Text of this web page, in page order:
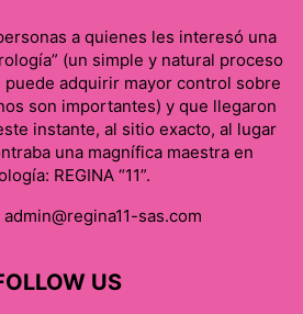
a quienes les interesó una
(un simple y natural proceso
adquirir mayor control sobre
son importantes) y que llegaron
instante, al sitio exacto, al lugar
una magnífica maestra en
REGINA “11”.
admin@regina11-sas.com
US